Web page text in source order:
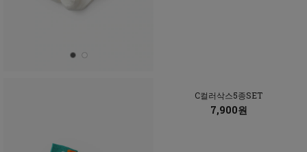
C컬러삭스5종SET
7,900원